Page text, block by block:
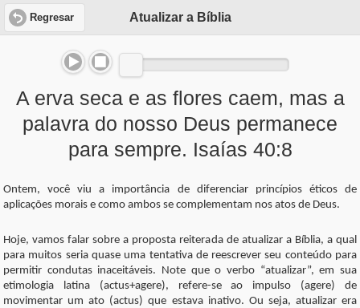
Regresar Atualizar a Bíblia
A erva seca e as flores caem, mas a
palavra do nosso Deus permanece
para sempre. Isaías 40:8
Ontem, você viu a importância de diferenciar princípios éticos de
aplicações morais e como ambos se complementam nos atos de Deus.
Hoje, vamos falar sobre a proposta reiterada de atualizar a Bíblia, a qual
para muitos seria quase uma tentativa de reescrever seu conteúdo para
permitir condutas inaceitáveis. Note que o verbo “atualizar”, em sua
etimologia latina (actus+agere), refere-se ao impulso (agere) de
movimentar um ato (actus) que estava inativo. Ou seja, atualizar era